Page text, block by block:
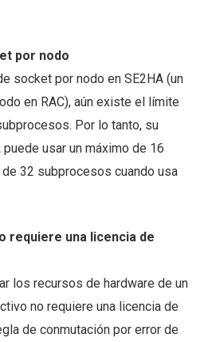
por nodo
socket por nodo en SE2HA (un
en RAC), aún existe el límite
Por lo tanto, su
usar un máximo de 16
32 subprocesos cuando usa
requiere una licencia de
los recursos de hardware de un
no requiere una licencia de
de conmutación por error de